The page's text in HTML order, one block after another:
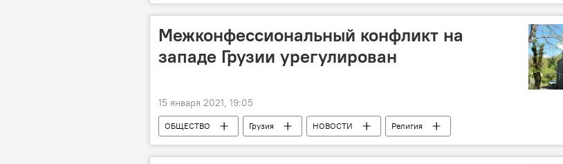
Саломе Зурабишвили
Евросоюз Еврокомиссия
НАТО
Межконфессиональный конфликт на
западе Грузии урегулирован
15 января 2021, 19:05
ОБЩЕСТВО Грузия НОВОСТИ Религия